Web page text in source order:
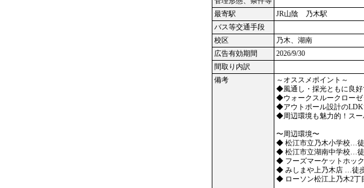
最寄駅
JR山陰 乃木駅
バス等交通手段
校区
乃木、湖南
広告有効期間
2026/9/30
間取り内訳
備考
～オススメポイント～
◆風通し・採光ともに良好
◆ウォークスルークローゼ
◆アウトポール設計のLDK
◆周辺環境も魅力的！スー
〜周辺環境〜
◆ 松江市立乃木小学校…徒
◆ 松江市立湖南中学校…徒
◆ フーズマーケットホッ
◆ みしまや上乃木店 …徒
◆ ローソン松江上乃木2丁